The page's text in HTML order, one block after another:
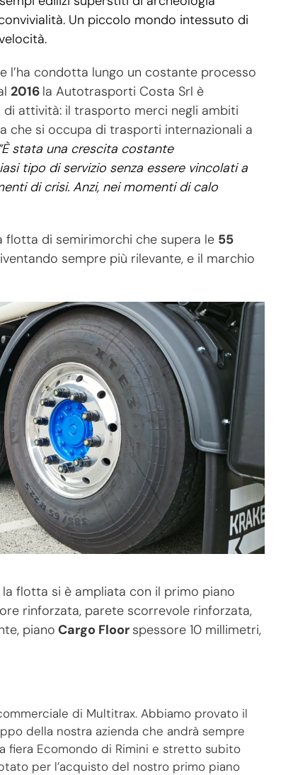
Un piccolo mondo intessuto di
l’ha condotta lungo un costante processo
2016 la Autotrasporti Costa Srl è
attività: il trasporto merci negli ambiti
che si occupa di trasporti internazionali a
“È stata una crescita costante
tipo di servizio senza essere vincolati a
di crisi. Anzi, nei momenti di calo
flotta di semirimorchi che supera le 55
sempre più rilevante, e il marchio
flotta si è ampliata con il primo piano
rinforzata, parete scorrevole rinforzata,
piano Cargo Floor spessore 10 millimetri,
di Multitrax. Abbiamo provato il
della nostra azienda che andrà sempre
fiera Ecomondo di Rimini e stretto subito
per l’acquisto del nostro primo piano